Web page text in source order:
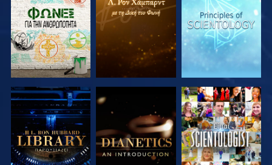
ΤΗ ΣΕΙΡΑ
ΤΗ ΣΕΙΡΑ
ΤΗ ΣΕΙΡΑ
ΕΞΕΡΕΥΝΗΣΤΕ
ΤΗ ΣΕΙΡΑ
ΕΞΕΡΕΥΝΗΣΤΕ
ΤΗ ΣΕΙΡΑ
ΠΑΡΑΚΟΛΟΥΘΗΣΤΕ